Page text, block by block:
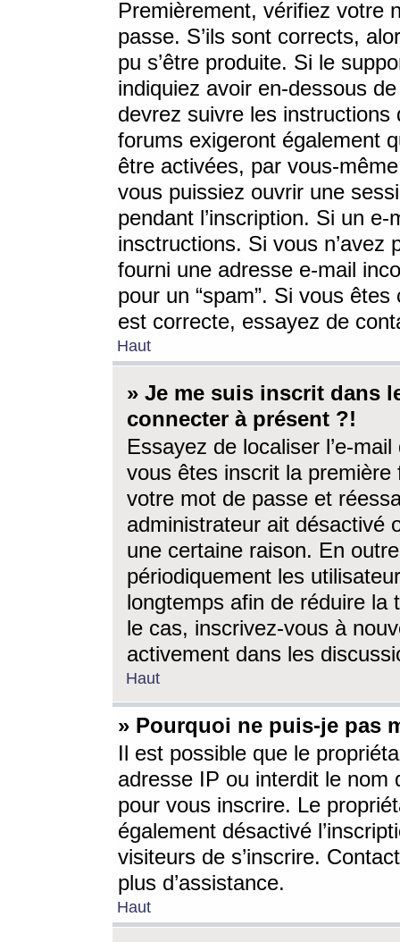
Premièrement, vérifiez votre
passe. S’ils sont corrects,
pu s’être produite. Si le
indiquiez avoir en-dessous
devrez suivre les
forums exigeront également
être activées, par vous-
vous puissiez ouvrir une
pendant l’inscription. Si un
insctructions. Si vous n’avez
fourni une adresse e-mail
pour un “spam”. Si vous
est correcte, essayez de
Haut
» Je me suis inscrit dans
connecter à présent ?!
Essayez de localiser l’e-
vous êtes inscrit la première
votre mot de passe et
administrateur ait désactivé
une certaine raison. En
périodiquement les
longtemps afin de réduire la
le cas, inscrivez-vous à
activement dans les
Haut
» Pourquoi ne puis-je pas
Il est possible que le
adresse IP ou interdit le nom
pour vous inscrire. Le
également désactivé
visiteurs de s’inscrire.
plus d’assistance.
Haut